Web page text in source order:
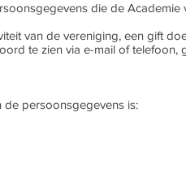
die de
van de vereniging, een gift
te zien via e-mail of
persoonsgegevens is: